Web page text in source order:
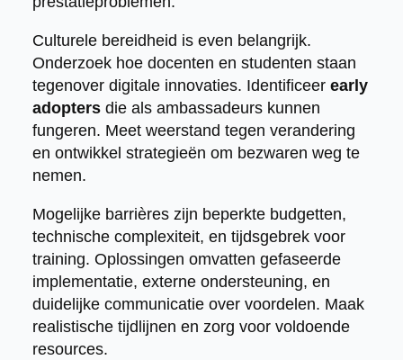
Culturele bereidheid is even belangrijk.
Onderzoek hoe docenten en studenten staan
tegenover digitale innovaties. Identificeer early
adoptersdie als ambassadeurs kunnen
fungeren. Meet weerstand tegen verandering
en ontwikkel strategieën om bezwaren weg te
nemen.
Mogelijke barrières zijn beperkte budgetten,
technische complexiteit, en tijdsgebrek voor
training. Oplossingen omvatten gefaseerde
implementatie, externe ondersteuning, en
duidelijke communicatie over voordelen. Maak
realistische tijdlijnen en zorg voor voldoende
resources.